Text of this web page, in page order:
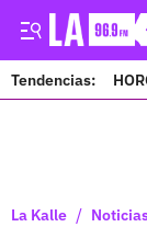
Tendencias:
La Kalle /